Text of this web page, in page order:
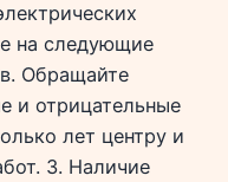
на следующие
Обращайте
и отрицательные
лет центру и
3. Наличие